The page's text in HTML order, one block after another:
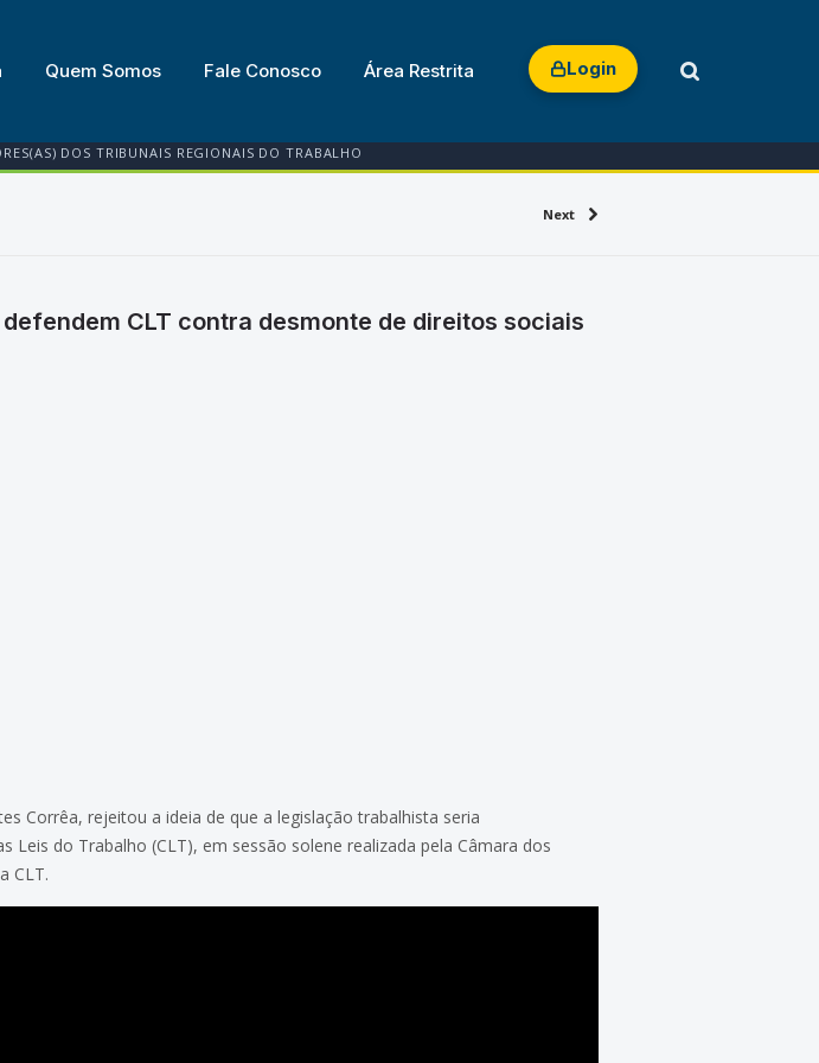
Quem Somos Fale Conosco Área Restrita Login
DOS TRIBUNAIS REGIONAIS DO TRABALHO
Next
CLT contra desmonte de direitos sociais
Corrêa, rejeitou a ideia de que a legislação trabalhista seria
do Trabalho (CLT), em sessão solene realizada pela Câmara dos
CLT.